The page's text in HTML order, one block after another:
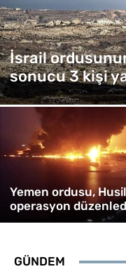
İsrail
sonucu 3 kişi
Yemen ordusu,
operasyon
GÜNDEM